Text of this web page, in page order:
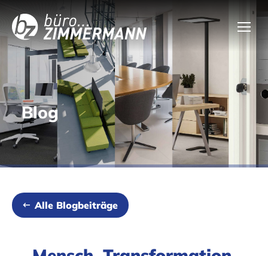
Blog
Alle Blogbeiträge